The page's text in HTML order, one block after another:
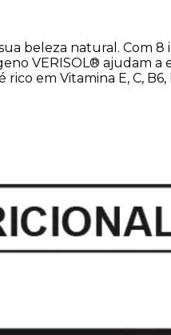
beleza natural. Com 8
VERISOL® ajudam
em Vitamina E, C,